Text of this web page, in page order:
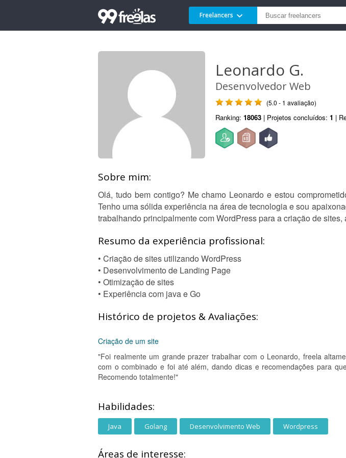
Freelancers
Leonardo G.
Desenvolvedor Web
(5.0 - 1 avaliação)
Ranking: 18063 | Projetos concluídos: 1 |
Sobre mim:
Olá, tudo bem contigo? Me chamo Leonardo e estou
Tenho uma sólida experiência na área de tecnologia e sou
trabalhando principalmente com WordPress para a criação de
Resumo da experiência profissional:
• Criação de sites utilizando WordPress
• Desenvolvimento de Landing Page
• Otimização de sites
• Experiência com java e Go
Histórico de projetos & Avaliações:
Criação de um site
"Foi realmente um grande prazer trabalhar com o Leonardo, freela
com o combinado e foi até além, dando dicas e recomendações para
Recomendo totalmente!"
Habilidades:
Java Golang Desenvolvimento Web Wordpress
Áreas de interesse: